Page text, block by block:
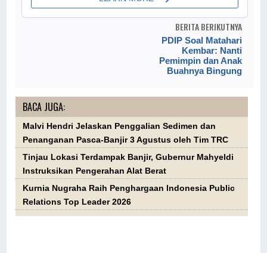
BERITA BERIKUTNYA
PDIP Soal Matahari
Kembar: Nanti
Pemimpin dan Anak
Buahnya Bingung
BACA JUGA:
Malvi Hendri Jelaskan Penggalian Sedimen dan
Penanganan Pasca-Banjir 3 Agustus oleh Tim TRC
Tinjau Lokasi Terdampak Banjir, Gubernur Mahyeldi
Instruksikan Pengerahan Alat Berat
Kurnia Nugraha Raih Penghargaan Indonesia Public
Relations Top Leader 2026